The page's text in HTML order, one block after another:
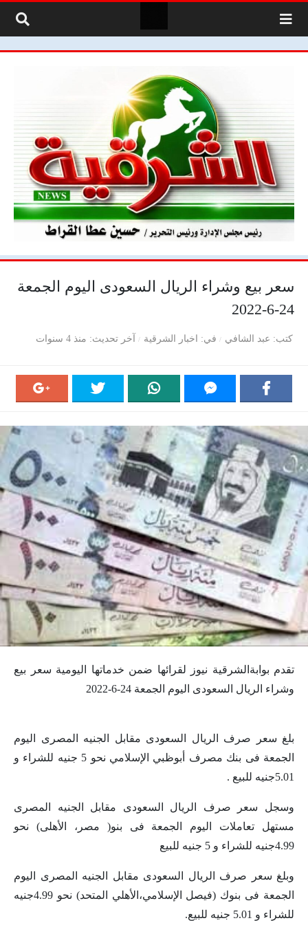
سعر بيع وشراء الريال السعودى اليوم الجمعة
24-6-2022
كتب عبد الشافي في اخبار الشرقية آخر تحديث منذ 4 سنوات
تقدم بوابةالشرقية نيوز لقرائها ضمن خدماتها اليومية سعر بيع
وشراء الريال السعودى اليوم الجمعة 24-6-2022
بلغ سعر صرف الريال السعودى مقابل الجنيه المصرى اليوم
الجمعة فى بنك مصرف أبوظبي الإسلامي نحو 5 جنيه للشراء و
5.01جنيه للبيع .
وسجل سعر صرف الريال السعودى مقابل الجنيه المصرى
مستهل تعاملات اليوم الجمعة فى بنو( مصر، الأهلى) نحو
4.99جنيه للشراء و 5 جنيه للبيع
وبلغ سعر صرف الريال السعودى مقابل الجنيه المصرى اليوم
الجمعة فى بنوك (فيصل الإسلامي،الأهلي المتحد) نحو 4.99جنيه
للشراء و 5.01 جنيه للبيع.